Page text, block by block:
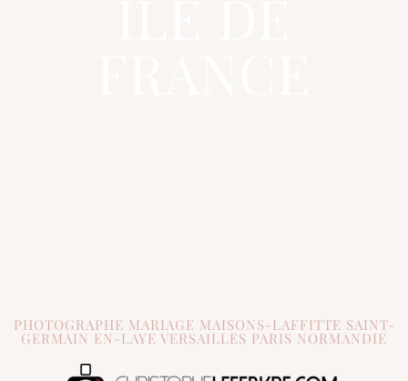
PHOTOGRAPHE MARIAGE MAISONS-LAFFITTE SAINT-
GERMAIN EN-LAYE VERSAILLES PARIS NORMANDIE